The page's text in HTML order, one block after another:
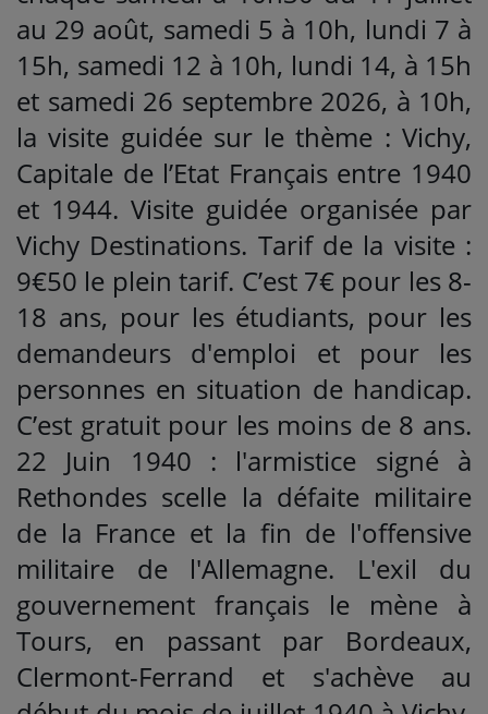
au 29 août, samedi 5 à 10h, lundi 7 à
15h, samedi 12 à 10h, lundi 14, à 15h
et samedi 26 septembre 2026, à 10h,
la visite guidée sur le thème : Vichy,
Capitale de l’Etat Français entre 1940
et 1944. Visite guidée organisée par
Vichy Destinations. Tarif de la visite :
9€50 le plein tarif. C’est 7€ pour les 8-
18 ans, pour les étudiants, pour les
demandeurs d'emploi et pour les
personnes en situation de handicap.
C’est gratuit pour les moins de 8 ans.
22 Juin 1940 : l'armistice signé à
Rethondes scelle la défaite militaire
de la France et la fin de l'offensive
militaire de l'Allemagne. L'exil du
gouvernement français le mène à
Tours, en passant par Bordeaux,
Clermont-Ferrand et s'achève au